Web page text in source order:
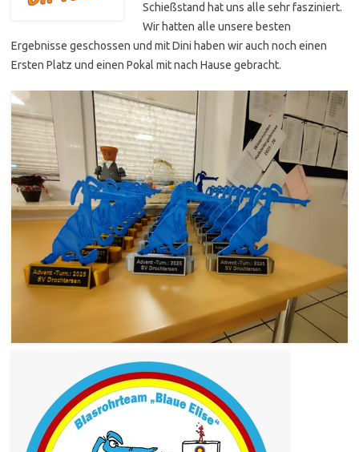
Schießstand hat uns alle sehr fasziniert.
Wir hatten alle unsere besten
Ergebnisse geschossen und mit Dini haben wir auch noch einen
Ersten Platz und einen Pokal mit nach Hause gebracht.